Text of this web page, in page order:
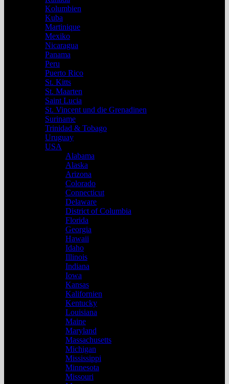
Kolumbien
Kuba
Martinique
Mexiko
Nicaragua
Panama
Peru
Puerto Rico
St. Kitts
St. Maarten
Saint Lucia
St. Vincent und die Grenadinen
Suriname
Trinidad & Tobago
Uruguay
USA
Alabama
Alaska
Arizona
Colorado
Connecticut
Delaware
District of Columbia
Florida
Georgia
Hawaii
Idaho
Illinois
Indiana
Iowa
Kansas
Kalifornien
Kentucky
Louisiana
Maine
Maryland
Massachusetts
Michigan
Mississippi
Minnesota
Missouri